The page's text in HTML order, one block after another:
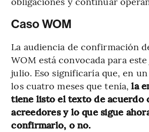
Caso WOM
La audiencia de confirmación
WOM está convocada para este
julio. Eso significaría que, en
los cuatro meses que tenía, la
tiene listo el texto de acuerdo
acreedores y lo que sigue
confirmarlo, o no.